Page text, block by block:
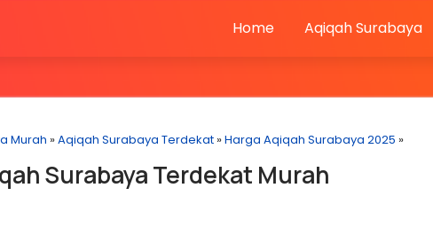
Home Aqiqah Surabaya
Murah »Aqiqah Surabaya Terdekat »Harga Aqiqah Surabaya 2025 »
Surabaya Terdekat Murah